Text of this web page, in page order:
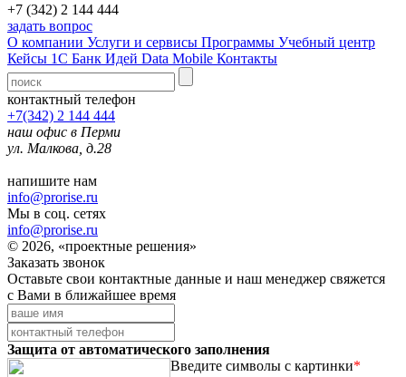
+7 (342) 2 144 444
задать вопрос
О компании Услуги и сервисы Программы Учебный центр
Кейсы 1С Банк Идей Data Mobile Контакты
контактный телефон
+7(342) 2 144 444
наш офис в Перми
ул. Малкова, д.28
напишите нам
info@prorise.ru
Мы в соц. сетях
info@prorise.ru
© 2026, «проектные решения»
Заказать звонок
Оставьте свои контактные данные и наш менеджер свяжется
с Вами в ближайшее время
Защита от автоматического заполнения
Введите символы с картинки*